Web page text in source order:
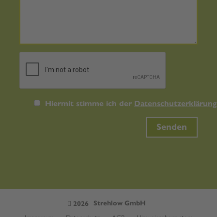
Hiermit stimme ich der Datenschutzerklärung
Senden
2026 Strehlow GmbH